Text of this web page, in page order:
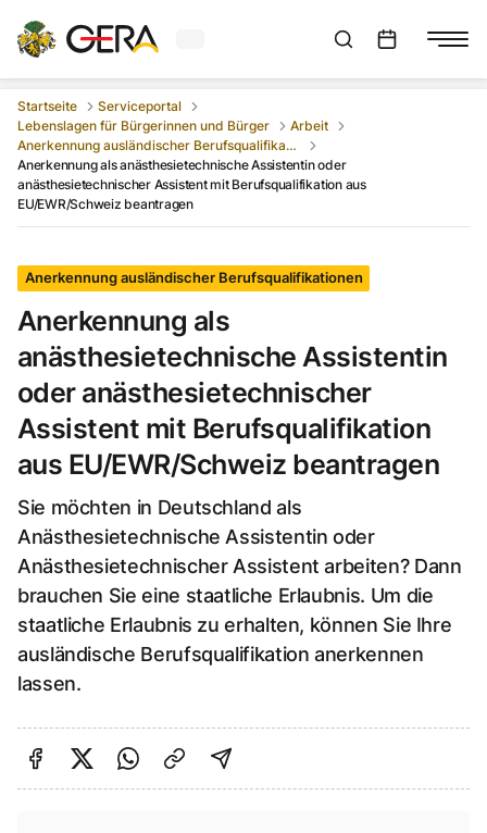
Aktuelles Wetter in GeraSuchleiste anzeigen
Startseite
Serviceportal
Lebenslagen für Bürgerinnen und Bürger
Arbeit
Anerkennung ausländischer Berufsqualifikationen
Anerkennung als anästhesietechnische Assistentin oder
anästhesietechnischer Assistent mit Berufsqualifikation aus
EU/EWR/Schweiz beantragen
Anerkennung ausländischer Berufsqualifikationen
Anerkennung als
anästhesietechnische Assistentin
oder anästhesietechnischer
Assistent mit Berufsqualifikation
aus EU/EWR/Schweiz beantragen
Sie möchten in Deutschland als
Anästhesietechnische Assistentin oder
Anästhesietechnischer Assistent arbeiten? Dann
brauchen Sie eine staatliche Erlaubnis. Um die
staatliche Erlaubnis zu erhalten, können Sie Ihre
ausländische Berufsqualifikation anerkennen
lassen.
Auf Facebook teilen
Auf Twitter teilen
Per Link teilen
shareViaEmail